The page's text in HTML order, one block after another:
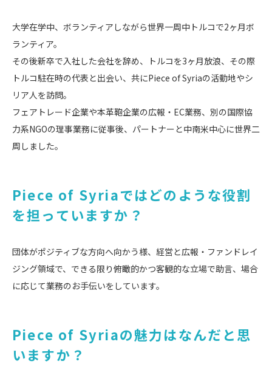
大学在学中、ボランティアしながら世界一周中トルコで2ヶ月ボ
ランティア。
その後新卒で入社した会社を辞め、トルコを3ヶ月放浪、その際
トルコ駐在時の代表と出会い、共にPiece of Syriaの活動地やシ
リア人を訪問。
フェアトレード企業や本革鞄企業の広報・EC業務、別の国際協
力系NGOの理事業務に従事後、パートナーと中南米中心に世界二
周しました。
Piece of Syriaではどのような役割
を担っていますか？
団体がポジティブな方向へ向かう様、経営と広報・ファンドレイ
ジング領域で、できる限り俯瞰的かつ客観的な立場で助言、場合
に応じて業務のお手伝いをしています。
Piece of Syriaの魅力はなんだと思
いますか？